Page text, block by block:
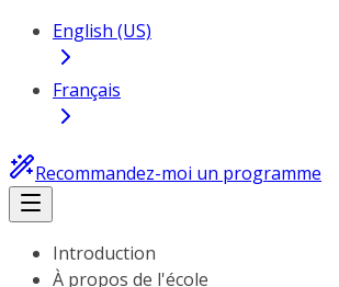
English (US)
Français
Recommandez-moi un programme
Introduction
À propos de l'école